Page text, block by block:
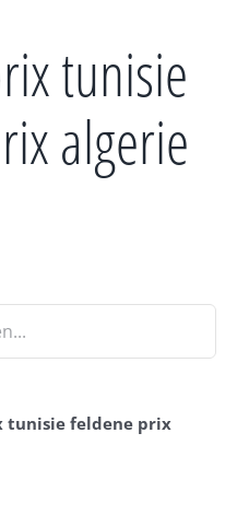
tunisie
algerie
tunisie feldene prix